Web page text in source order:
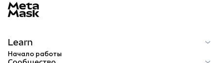
Learn
Начало работы